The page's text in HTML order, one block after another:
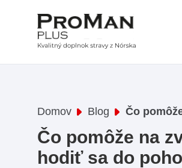
Domov Blog Čo
Čo pomôže na
hodiť sa do